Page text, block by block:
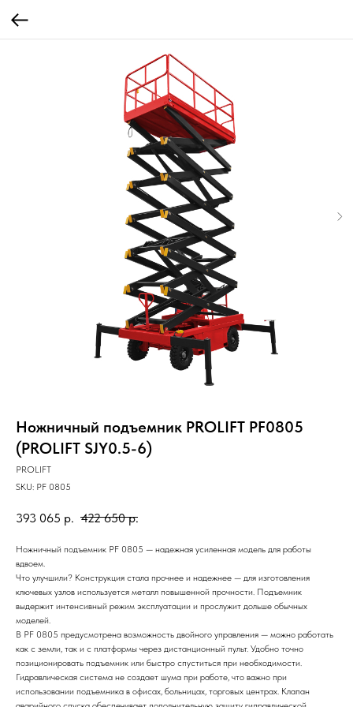
Ножничный подъемник PROLIFT PF0805
(PROLIFT SJY0.5-6)
PROLIFT
SKU: PF 0805
393 065 р. 422 650 р.
Ножничный подъемник PF 0805 — надежная усиленная модель для работы
вдвоем.
Что улучшили? Конструкция стала прочнее и надежнее — для изготовления
ключевых узлов используется металл повышенной прочности. Подъемник
выдержит интенсивный режим эксплуатации и прослужит дольше обычных
моделей.
В PF 0805 предусмотрена возможность двойного управления — можно работать
как с земли, так и с платформы через дистанционный пульт. Удобно точно
позиционировать подъемник или быстро спуститься при необходимости.
Гидравлическая система не создает шума при работе, что важно при
использовании подъемника в офисах, больницах, торговых центрах. Клапан